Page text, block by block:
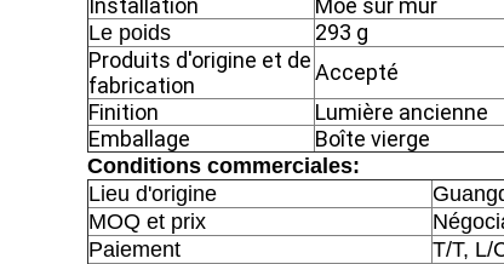
Installation
Moe sur mur
Le poids
293 g
Produits d'origine et de
fabrication
Accepté
Finition
Lumière ancienne
Emballage
Boîte vierge
Conditions commerciales:
Lieu d'origine
MOQ et prix
Paiement
T/T, L/